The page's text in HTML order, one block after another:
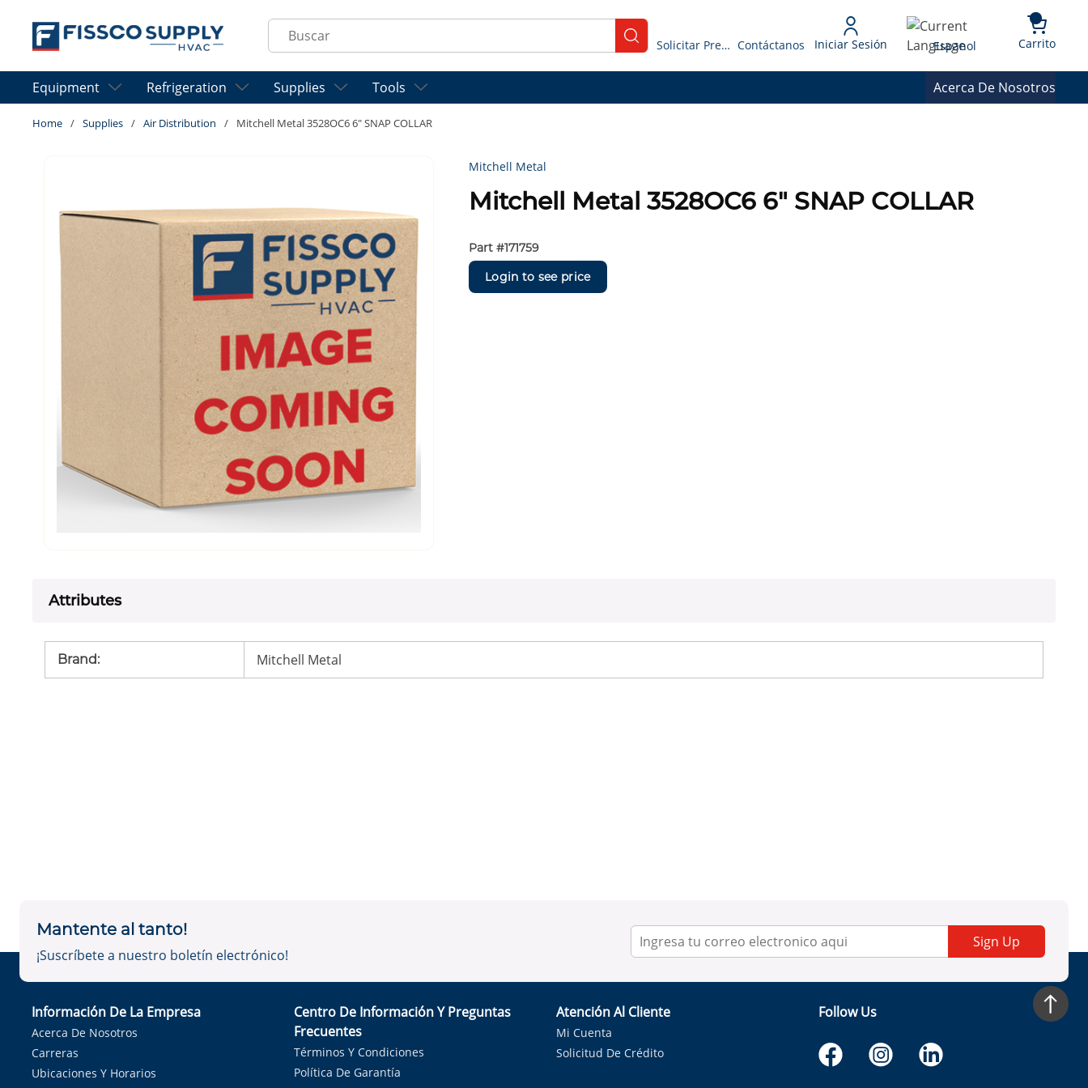
Skip to main content
Site Search
submit search
Solicitar Presupuesto Contáctanos Iniciar Sesión Language
Espanol Carrito{0}
Equipment Refrigeration Supplies Tools Acerca De Nosotros
Home / Supplies / Air Distribution / Mitchell Metal 3528OC6 6" SNAP COLLAR
Mitchell Metal
Mitchell Metal 3528OC6 6" SNAP COLLAR
Part #171759
Login to see price
Attributes
Brand: Mitchell Metal
Mantente al tanto!
¡Suscríbete a nuestro boletín electrónico!
Sign Up
Información De La Empresa
Acerca De Nosotros
Carreras
Ubicaciones Y Horarios
Centro De Información Y Preguntas
Frecuentes
Términos Y Condiciones
Política De Garantía
Atención Al Cliente
Mi Cuenta
Solicitud De Crédito
Follow Us